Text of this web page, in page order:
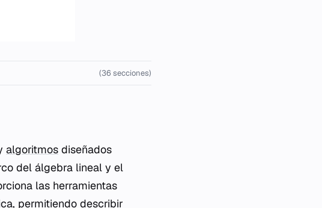
(36 secciones)
algoritmos diseñados
del álgebra lineal y el
las herramientas
permitiendo describir